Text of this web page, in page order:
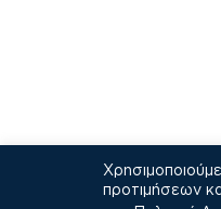
προτιμήσεων